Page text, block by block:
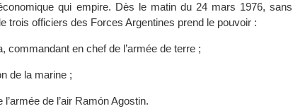
qui empire. Dès le matin du 24 mars 1976, sans
trois officiers des Forces Argentines prend le pouvoir :
commandant en chef de l’armée de terre ;
de la marine ;
de l’air Ramón Agostin.